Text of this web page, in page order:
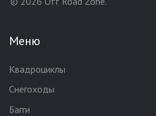
Меню
Квадроциклы
Снегоходы
Багги